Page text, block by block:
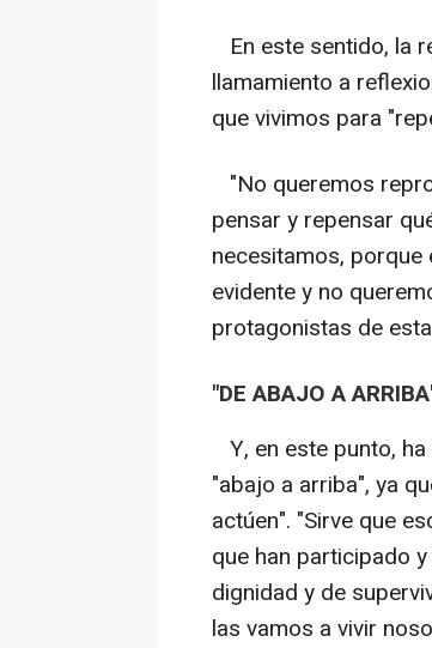
En este sentido, la
llamamiento a
que vivimos para
"No queremos
pensar y repensar
necesitamos, porque
evidente y no
protagonistas de
"DE ABAJO A
Y, en este punto,
"abajo a arriba", ya
actúen". "Sirve que
que han participado
dignidad y de
las vamos a vivir